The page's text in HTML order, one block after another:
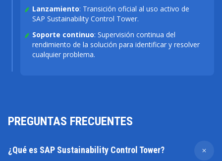
Lanzamiento: Transición oficial al uso activo de
SAP Sustainability Control Tower.
Soporte continuo: Supervisión continua del
rendimiento de la solución para identificar y resolver
cualquier problema.
PREGUNTAS FRECUENTES
¿Qué es SAP Sustainability Control Tower?